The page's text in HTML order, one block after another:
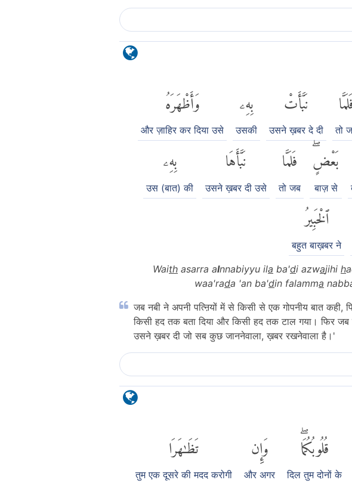
तो
نَبَّأَتْ
उसने ख़बर दे दी
بِهِۦ
उसकी
وَأَظْهَرَهُ
और ज़ाहिर कर दिया उसे
بَعْضٍۖ
बाज़ से
فَلَمَّا
तो जब
نَبَّأَهَا
उसने ख़बर दी उसे
بِهِۦ
उस (बात) की
ٱلْخَبِيرُ
बहुत बाख़बर ने
Waith asarra alnnabiyyu ila ba'di azwajihi h
waa'rada 'an ba'din falamma
जब नबी ने अपनी पत्ऩियों में से किसी से एक गोपनीय बात
किसी हद तक बता दिया और किसी हद तक टाल गया। फिर
उसने ख़बर दी जो सब कुछ जाननेवाला, ख़बर रखनेवाला है।'
قُلُوبُكُمَاۖ
दिल तुम दोनों के
وَإِن
और अगर
تَظَٰهَرَا
तुम एक दूसरे की मदद करोगी